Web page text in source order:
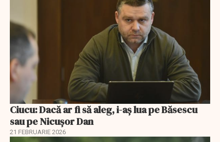
Ciucu: Dacă ar fi să aleg, i-aș lua pe Băsescu
sau pe Nicușor Dan
21 FEBRUARIE 2026